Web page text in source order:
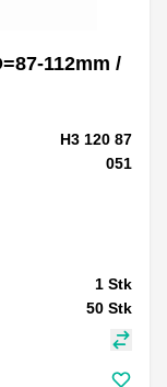
112mm /
H3 120 87
051
1 Stk
50 Stk